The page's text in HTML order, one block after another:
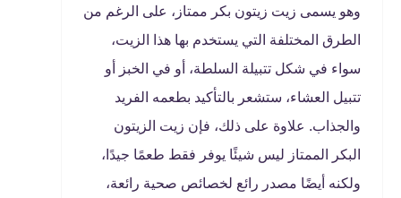
وهو يسمى زيت زيتون بكر ممتاز، على الرغم من
الطرق المختلفة التي يستخدم بها هذا الزيت،
سواء في شكل تتبيلة السلطة، أو في الخبز أو
تتبيل العشاء، ستشعر بالتأكيد بطعمه الفريد
والجذاب. علاوة على ذلك، فإن زيت الزيتون
البكر الممتاز ليس شيئًا يوفر فقط طعمًا جيدًا،
ولكنه أيضًا مصدر رائع لخصائص صحية رائعة،